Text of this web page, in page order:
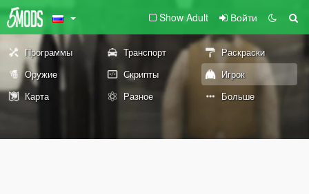
Show Adult Войти
Программы Транспорт
Раскраски
Оружие
Скрипты
Игрок
Карта
Разное Больше